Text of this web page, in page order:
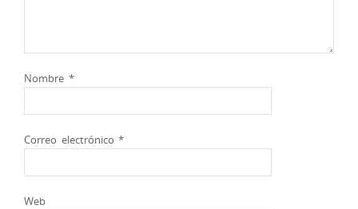
Nombre *
Correo electrónico*
Web